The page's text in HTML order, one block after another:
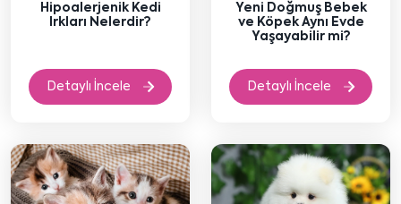
Hipoalerjenik Kedi
Irkları Nelerdir?
Detaylı İncele
Yeni Doğmuş Bebek
ve Köpek Aynı Evde
Yaşayabilir mi?
Detaylı İncele